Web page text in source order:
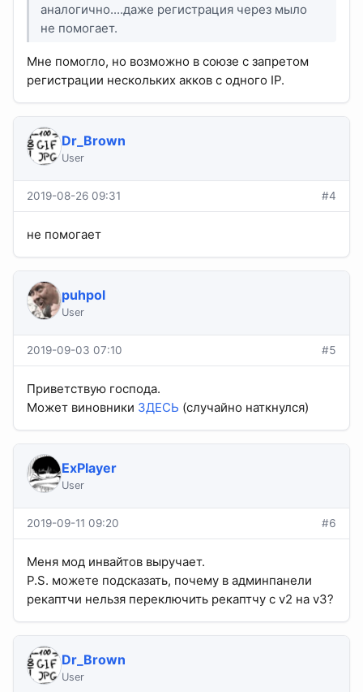
аналогично....даже регистрация через мыло
не помогает.
Мне помогло, но возможно в союзе с запретом
регистрации нескольких акков с одного IP.
Dr_Brown
User
2019-08-26 09:31 #4
не помогает
puhpol
User
2019-09-03 07:10 #5
Приветствую господа.
Может виновники ЗДЕСЬ (случайно наткнулся)
ExPlayer
User
2019-09-11 09:20 #6
Меня мод инвайтов выручает.
P.S. можете подсказать, почему в админпанели
рекаптчи нельзя переключить рекаптчу с v2 на v3?
Dr_Brown
User